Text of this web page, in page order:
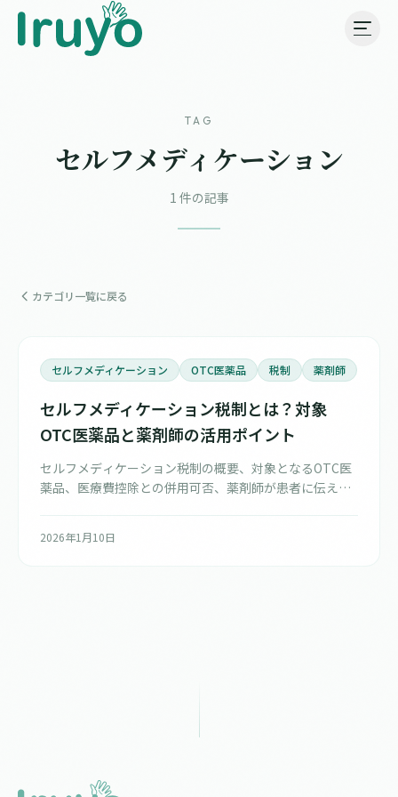
TAG
セルフメディケーション
1 件の記事
カテゴリ一覧に戻る
セルフメディケーション OTC医薬品 税制 薬剤師
セルフメディケーション税制とは？対象
OTC医薬品と薬剤師の活用ポイント
セルフメディケーション税制の概要、対象となるOTC医
薬品、医療費控除との併用可否、薬剤師が患者に伝える
2026年1月10日